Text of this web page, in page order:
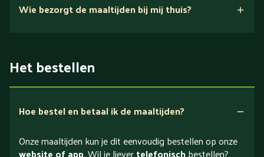
Wie bezorgt de maaltijden bij mij thuis?
Het bestellen
Hoe bestel en betaal ik de maaltijden?
Onze maaltijden kun je dit eenvoudig bestellen op onze